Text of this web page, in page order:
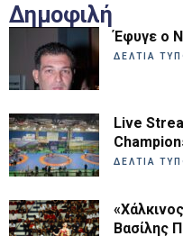
Δημοφιλή
Έφυγε ο
ΔΕΛΤΙΑ
Live
ΔΕΛΤΙΑ
Βασίλης